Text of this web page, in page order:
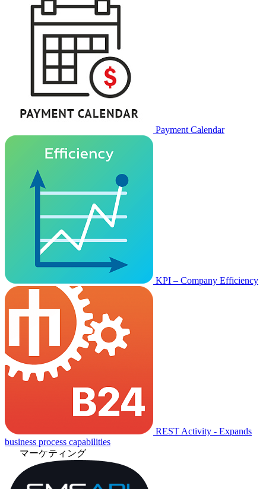
Payment Calendar
KPI – Company Efficiency
REST Activity - Expands
business process capabilities
マーケティング